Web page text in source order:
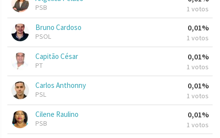
PSB 1 votos
Bruno Cardoso
PSOL
0,01%
1 votos
Capitão César
PT
0,01%
1 votos
Carlos Anthonny
PSL
0,01%
1 votos
Cilene Raulino
PSB
0,01%
1 votos